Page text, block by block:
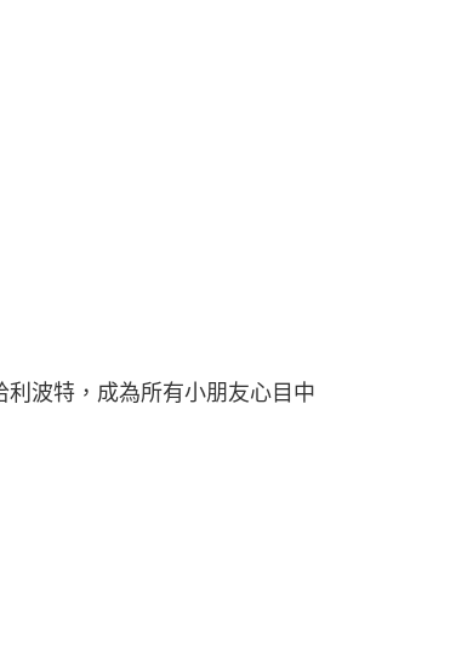
波特，成為所有小朋友心目中